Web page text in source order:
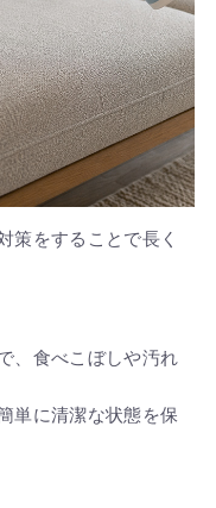
策をすることで長く
、食べこぼしや汚れ
単に清潔な状態を保